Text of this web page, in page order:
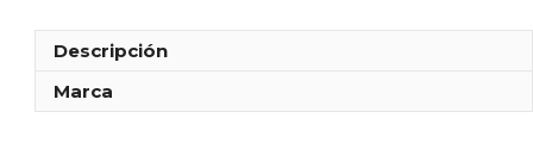
Descripción
Marca